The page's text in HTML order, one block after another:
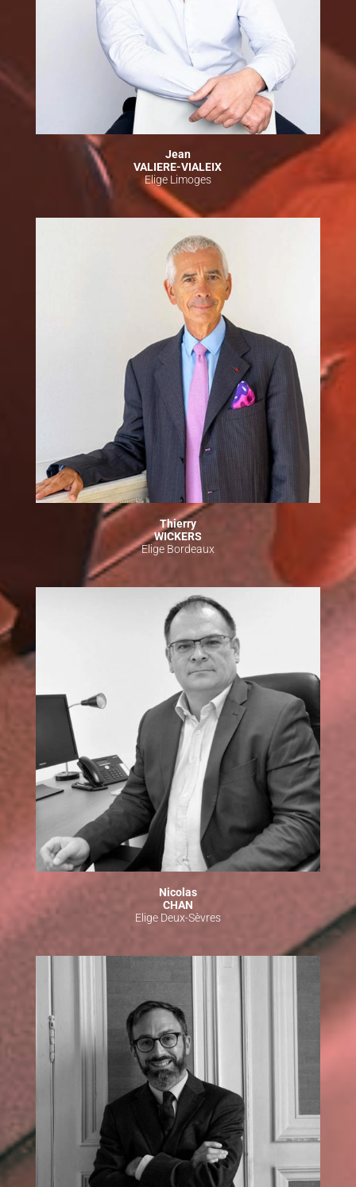
Jean
VALIERE-VIALEIX
Elige Limoges
Thierry
WICKERS
Elige Bordeaux
Nicolas
CHAN
Elige Deux-Sèvres